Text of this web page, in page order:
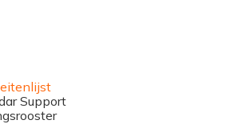
Support